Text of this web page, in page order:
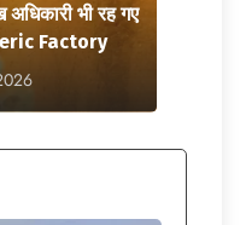
भी रह गए
Factory